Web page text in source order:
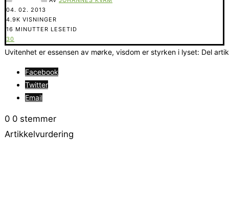
04. 02. 2013
4.9K VISNINGER
16 MINUTTER LESETID
30
Uvitenhet er essensen av mørke, visdom er styrken i lyset: Del
Facebook
Twitter
Email
0 0 stemmer
Artikkelvurdering